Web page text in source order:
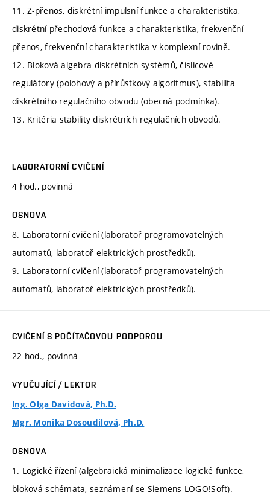
11. Z-přenos, diskrétní impulsní funkce a charakteristika,
diskrétní přechodová funkce a charakteristika, frekvenční
přenos, frekvenční charakteristika v komplexní rovině.
12. Bloková algebra diskrétních systémů, číslicové
regulátory (polohový a přírůstkový algoritmus), stabilita
diskrétního regulačního obvodu (obecná podmínka).
13. Kritéria stability diskrétních regulačních obvodů.
LABORATORNÍ CVIČENÍ
4 hod., povinná
OSNOVA
8. Laboratorní cvičení (laboratoř programovatelných
automatů, laboratoř elektrických prostředků).
9. Laboratorní cvičení (laboratoř programovatelných
automatů, laboratoř elektrických prostředků).
CVIČENÍ S POČÍTAČOVOU PODPOROU
22 hod., povinná
VYUČUJÍCÍ / LEKTOR
Ing. Olga Davidová, Ph.D.
Mgr. Monika Dosoudilová, Ph.D.
OSNOVA
1. Logické řízení (algebraická minimalizace logické funkce,
bloková schémata, seznámení se Siemens LOGO!Soft).